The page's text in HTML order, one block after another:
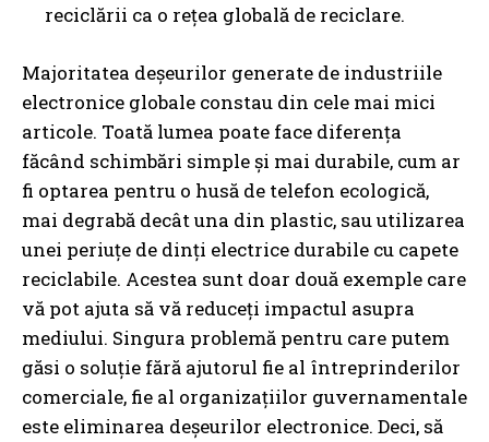
reciclării ca o rețea globală de reciclare.
Majoritatea deșeurilor generate de industriile
electronice globale constau din cele mai mici
articole. Toată lumea poate face diferența
făcând schimbări simple și mai durabile, cum ar
fi optarea pentru o husă de telefon ecologică,
mai degrabă decât una din plastic, sau utilizarea
unei periuțe de dinți electrice durabile cu capete
reciclabile. Acestea sunt doar două exemple care
vă pot ajuta să vă reduceți impactul asupra
mediului. Singura problemă pentru care putem
găsi o soluție fără ajutorul fie al întreprinderilor
comerciale, fie al organizațiilor guvernamentale
este eliminarea deșeurilor electronice. Deci, să